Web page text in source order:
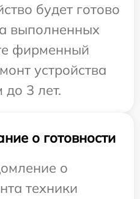
будет готово
выполненных
фирменный
устройства
до 3 лет.
о готовности
о
техники